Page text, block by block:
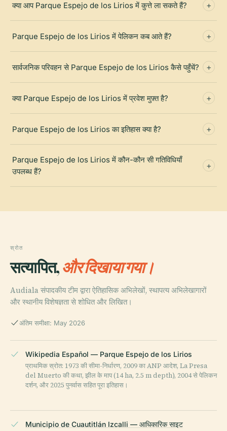
क्या आप Parque Espejo de los Lirios में कुत्ते ला सकते हैं?
Parque Espejo de los Lirios में पेलिकन कब आते हैं?
सार्वजनिक परिवहन से Parque Espejo de los Lirios कैसे पहुँचें?
क्या Parque Espejo de los Lirios में प्रवेश मुफ़्त है?
Parque Espejo de los Lirios का इतिहास क्या है?
Parque Espejo de los Lirios में कौन-कौन सी गतिविधियाँ
उपलब्ध हैं?
स्रोत
सत्यापित,और दिखाया गया।
Audiala संपादकीय टीम द्वारा ऐतिहासिक अभिलेखों, स्थापत्य अभिलेखागारों
और स्थानीय विशेषज्ञता से शोधित और लिखित।
अंतिम समीक्षा: May 2026
Wikipedia Español — Parque Espejo de los Lirios
प्राथमिक स्रोत: 1973 की सीमा-निर्धारण, 2009 का ANP आदेश, La Presa
del Muerto की कथा, झील के माप (14 ha, 2.5 m depth), 2004 से पेलिकन
दर्शन, और 2025 पुनर्वास सहित पूरा इतिहास।
Municipio de Cuautitlán Izcalli — आधिकारिक साइट